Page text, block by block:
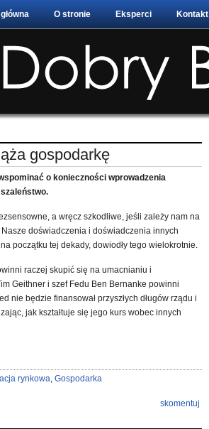
O stronie Eksperci Kontakt
gospodarkę
o konieczności wprowadzenia
a wręcz szkodliwe, jeśli zależy nam na
doświadczenia i doświadczenia innych
początku tej dekady, dowiodły tego wielokrotnie.
raczej skupić się na umacnianiu i
Geithner i szef Fedu Ben Bernanke powinni
nie będzie finansował przyszłych długów rządu i
jak kształtuje się jego kurs wobec innych
rynkowa, Gospodarka
skomentuj